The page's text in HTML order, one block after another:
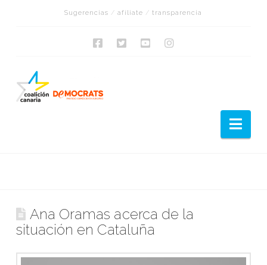
Sugerencias /afíliate /transparencia
Ana Oramas acerca de la
situación en Cataluña